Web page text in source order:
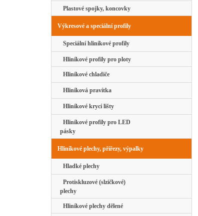
Plastové spojky, koncovky
Výkresové a speciální profily
Speciální hliníkové profily
Hliníkové profily pro ploty
Hliníkové chladiče
Hliníková pravítka
Hliníkové krycí lišty
Hliníkové profily pro LED
pásky
Hliníkové plechy, přířezy, výpalky
Hladké plechy
Protiskluzové (slzičkové)
plechy
Hliníkové plechy dělené